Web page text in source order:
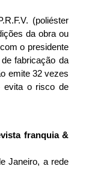
(poliéster
da obra ou
o presidente
fabricação da
emite 32 vezes
evita o risco de
Janeiro, a rede